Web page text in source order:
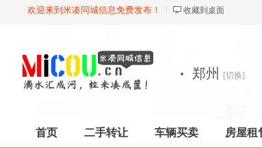
欢迎来到米凑同城信息免费发布！ 收藏到桌面
· 郑州
[切换]
首页 二手转让 车辆买卖 房屋租